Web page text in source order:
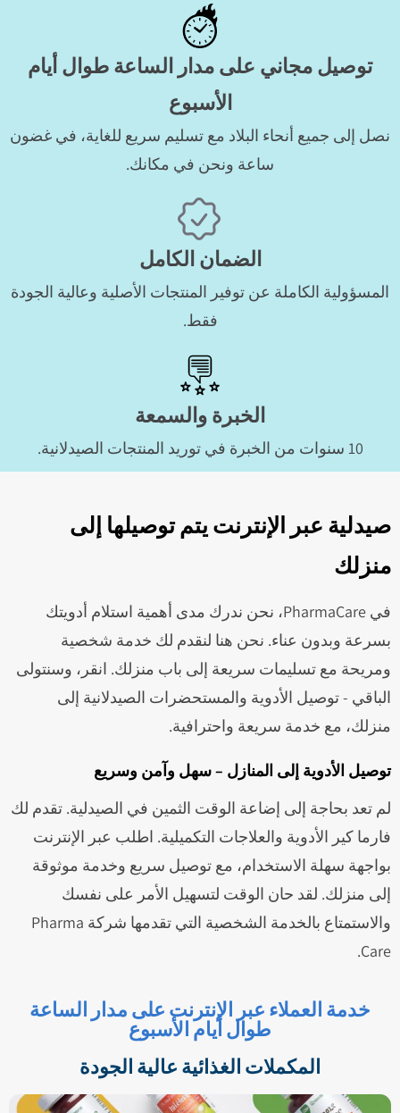
توصيل مجاني على مدار الساعة طوال أيام
الأسبوع
نصل إلى جميع أنحاء البلاد مع تسليم سريع للغاية، في غضون
ساعة ونحن في مكانك.
الضمان الكامل
المسؤولية الكاملة عن توفير المنتجات الأصلية وعالية الجودة
فقط.
الخبرة والسمعة
10 سنوات من الخبرة في توريد المنتجات الصيدلانية.
صيدلية عبر الإنترنت يتم توصيلها إلى
منزلك
في PharmaCare، نحن ندرك مدى أهمية استلام أدويتك
بسرعة وبدون عناء. نحن هنا لنقدم لك خدمة شخصية
ومريحة مع تسليمات سريعة إلى باب منزلك. انقر، وسنتولى
الباقي - توصيل الأدوية والمستحضرات الصيدلانية إلى
منزلك، مع خدمة سريعة واحترافية.
توصيل الأدوية إلى المنازل – سهل وآمن وسريع
لم تعد بحاجة إلى إضاعة الوقت الثمين في الصيدلية. تقدم لك
فارما كير الأدوية والعلاجات التكميلية. اطلب عبر الإنترنت
بواجهة سهلة الاستخدام، مع توصيل سريع وخدمة موثوقة
إلى منزلك. لقد حان الوقت لتسهيل الأمر على نفسك
والاستمتاع بالخدمة الشخصية التي تقدمها شركة Pharma
Care.
خدمة العملاء عبر الإنترنت على مدار الساعة
طوال أيام الأسبوع
المكملات الغذائية عالية الجودة